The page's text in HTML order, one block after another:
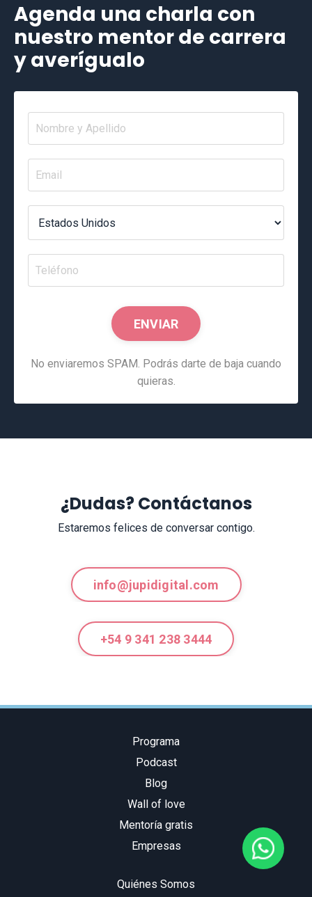
Agenda una charla con
nuestro mentor de carrera
y averígualo
ENVIAR
No enviaremos SPAM. Podrás darte de baja cuando
quieras.
¿Dudas? Contáctanos
Estaremos felices de conversar contigo.
info@jupidigital.com
+54 9 341 238 3444
Programa
Podcast
Blog
Wall of love
Mentoría gratis
Empresas
Quiénes Somos